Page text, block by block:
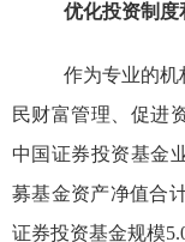
优化投资制度
作为专业的
民财富管理、促进
中国证券投资基金
募基金资产净值合
证券投资基金规模